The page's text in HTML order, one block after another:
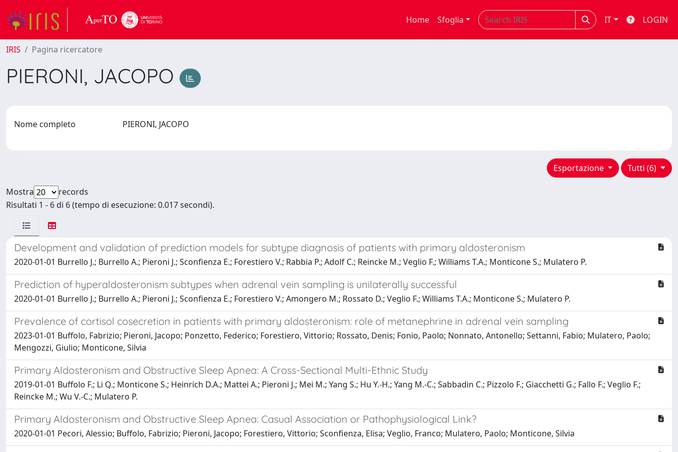
Home Sfoglia IT LOGIN
IRIS Pagina ricercatore
PIERONI, JACOPO
Nome completo PIERONI, JACOPO
Tutti (6)
Esportazione
Mostra
records
Risultati 1 - 6 di 6 (tempo di esecuzione: 0.017 secondi).
Development and validation of prediction models for subtype diagnosis of patients with primary aldosteronism
2020-01-01 Burrello J.; Burrello A.; Pieroni J.; Sconfienza E.; Forestiero V.; Rabbia P.; Adolf C.; Reincke M.; Veglio F.; Williams T.A.; Monticone S.; Mulatero P.
Prediction of hyperaldosteronism subtypes when adrenal vein sampling is unilaterally successful
2020-01-01 Burrello J.; Burrello A.; Pieroni J.; Sconfienza E.; Forestiero V.; Amongero M.; Rossato D.; Veglio F.; Williams T.A.; Monticone S.; Mulatero P.
Prevalence of cortisol cosecretion in patients with primary aldosteronism: role of metanephrine in adrenal vein sampling
2023-01-01 Buffolo, Fabrizio; Pieroni, Jacopo; Ponzetto, Federico; Forestiero, Vittorio; Rossato, Denis; Fonio, Paolo; Nonnato, Antonello; Settanni, Fabio; Mulatero, Paolo;
Mengozzi, Giulio; Monticone, Silvia
Primary Aldosteronism and Obstructive Sleep Apnea: A Cross-Sectional Multi-Ethnic Study
2019-01-01 Buffolo F.; Li Q.; Monticone S.; Heinrich D.A.; Mattei A.; Pieroni J.; Mei M.; Yang S.; Hu Y.-H.; Yang M.-C.; Sabbadin C.; Pizzolo F.; Giacchetti G.; Fallo F.; Veglio F.;
Reincke M.; Wu V.-C.; Mulatero P.
Primary Aldosteronism and Obstructive Sleep Apnea: Casual Association or Pathophysiological Link?
2020-01-01 Pecori, Alessio; Buffolo, Fabrizio; Pieroni, Jacopo; Forestiero, Vittorio; Sconfienza, Elisa; Veglio, Franco; Mulatero, Paolo; Monticone, Silvia